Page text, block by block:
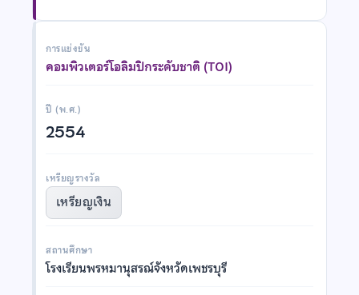
การแข่งขัน
คอมพิวเตอร์โอลิมปิกระดับชาติ (TOI)
ปี (พ.ศ.)
2554
เหรียญรางวัล
เหรียญเงิน
สถานศึกษา
โรงเรียนพรหมานุสรณ์จังหวัดเพชรบุรี